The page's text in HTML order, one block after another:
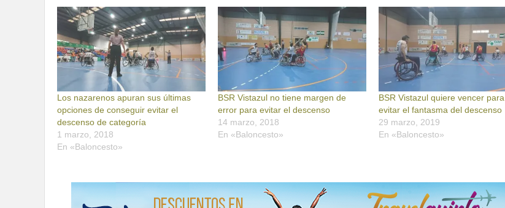
Los nazarenos apuran sus últimas
opciones de conseguir evitar el
descenso de categoría
1 marzo, 2018
En «Baloncesto»
BSR Vistazul no tiene margen de
error para evitar el descenso
14 marzo, 2018
En «Baloncesto»
BSR Vistazul quiere vencer para
evitar el fantasma del descenso
29 marzo, 2019
En «Baloncesto»